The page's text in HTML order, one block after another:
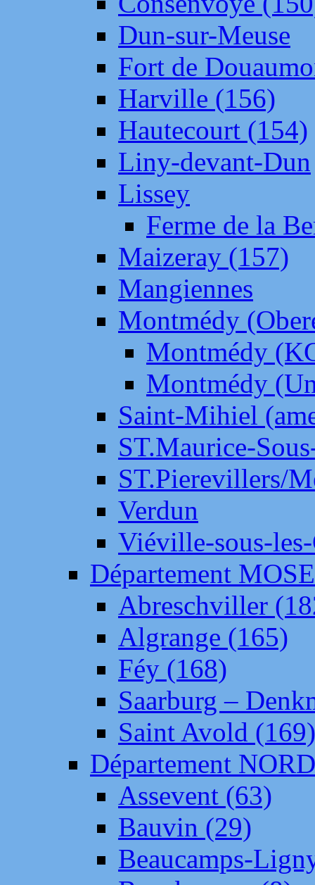
Dun-sur-Meuse
Fort de
Harville (156)
Hautecourt (154)
Liny-devant-Dun
Lissey
Ferme de la
Maizeray (157)
Mangiennes
Montmédy
Montmédy
Montmédy
Saint-Mihiel
ST.Maurice-
ST.Pierevillers/
Verdun
Viéville-sous-
Département
Abreschviller
Algrange (165)
Féy (168)
Saarburg –
Saint Avold (169)
Département NORD
Assevent (63)
Bauvin (29)
Beaucamps-